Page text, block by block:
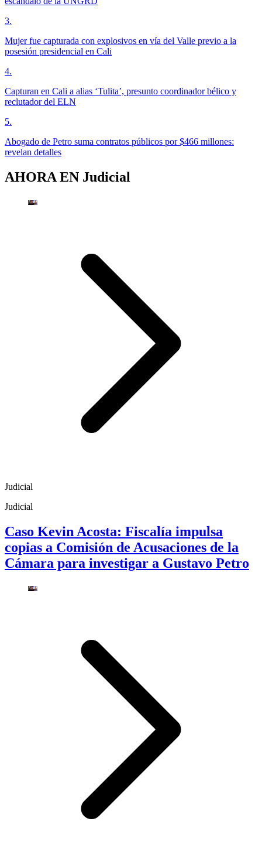
3.
Mujer fue capturada con explosivos en vía del Valle previo a la
posesión presidencial en Cali
4.
Capturan en Cali a alias ‘Tulita’, presunto coordinador bélico y
reclutador del ELN
5.
Abogado de Petro suma contratos públicos por $466 millones:
revelan detalles
AHORA EN Judicial
Judicial
Judicial
Caso Kevin Acosta: Fiscalía impulsa
copias a Comisión de Acusaciones de la
Cámara para investigar a Gustavo Petro